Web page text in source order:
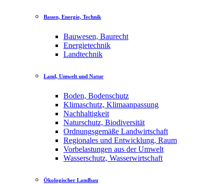
Bauen, Energie, Technik
Bauwesen, Baurecht
Energietechnik
Landtechnik
Land, Umwelt und Natur
Boden, Bodenschutz
Klimaschutz, Klimaanpassung
Nachhaltigkeit
Naturschutz, Biodiversität
Ordnungsgemäße Landwirtschaft
Regionales und Entwicklung, Raum
Vorbelastungen aus der Umwelt
Wasserschutz, Wasserwirtschaft
Ökologischer Landbau